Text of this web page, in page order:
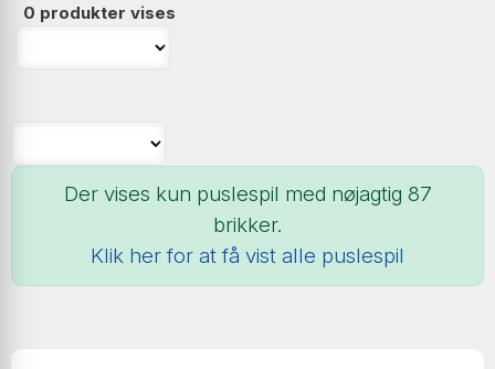
0 produkter vises
Der vises kun puslespil med nøjagtig 87
brikker.
Klik her for at få vist alle puslespil